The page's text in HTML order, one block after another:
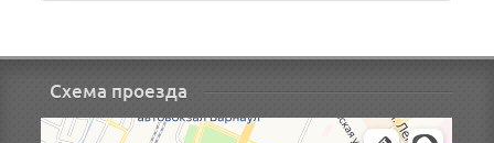
Схема проезда